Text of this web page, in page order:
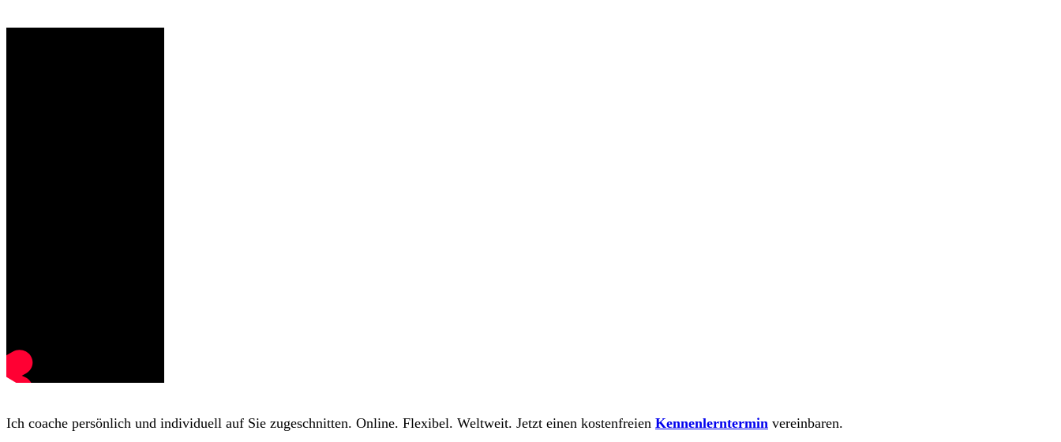
Ich coache persönlich und individuell auf Sie zugeschnitten. Online. Flexibel. Weltweit. Jetzt einen kostenfreien Kennenlerntermin vereinbaren.